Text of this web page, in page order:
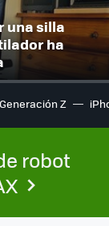
una silla
ha
Generación Z
robot